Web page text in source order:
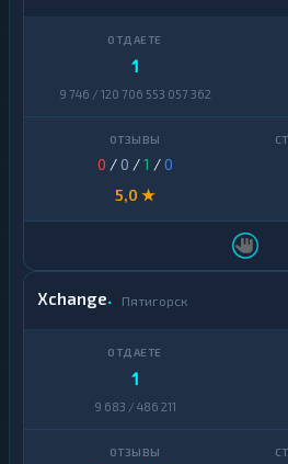
1
9 746 / 120 706 553 057 362
0 / 0 /1 /0
5,0 ★
Xchange Пятигорск
1
9 683 / 486 211